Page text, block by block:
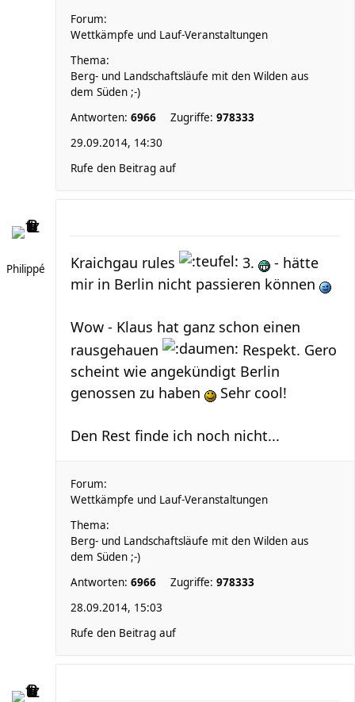
Forum:
Wettkämpfe und Lauf-Veranstaltungen
Thema:
Berg- und Landschaftsläufe mit den Wilden aus
dem Süden ;-)
Antworten: 6966 Zugriffe: 978333
29.09.2014, 14:30
Rufe den Beitrag auf
Philippé Kraichgau rules 3.
- hätte
mir in Berlin nicht passieren können
Wow - Klaus hat ganz schon einen
rausgehauen
Respekt. Gero
scheint wie angekündigt Berlin
genossen zu haben
Sehr cool!
Den Rest finde ich noch nicht...
Forum:
Wettkämpfe und Lauf-Veranstaltungen
Thema:
Berg- und Landschaftsläufe mit den Wilden aus
dem Süden ;-)
Antworten: 6966 Zugriffe: 978333
28.09.2014, 15:03
Rufe den Beitrag auf